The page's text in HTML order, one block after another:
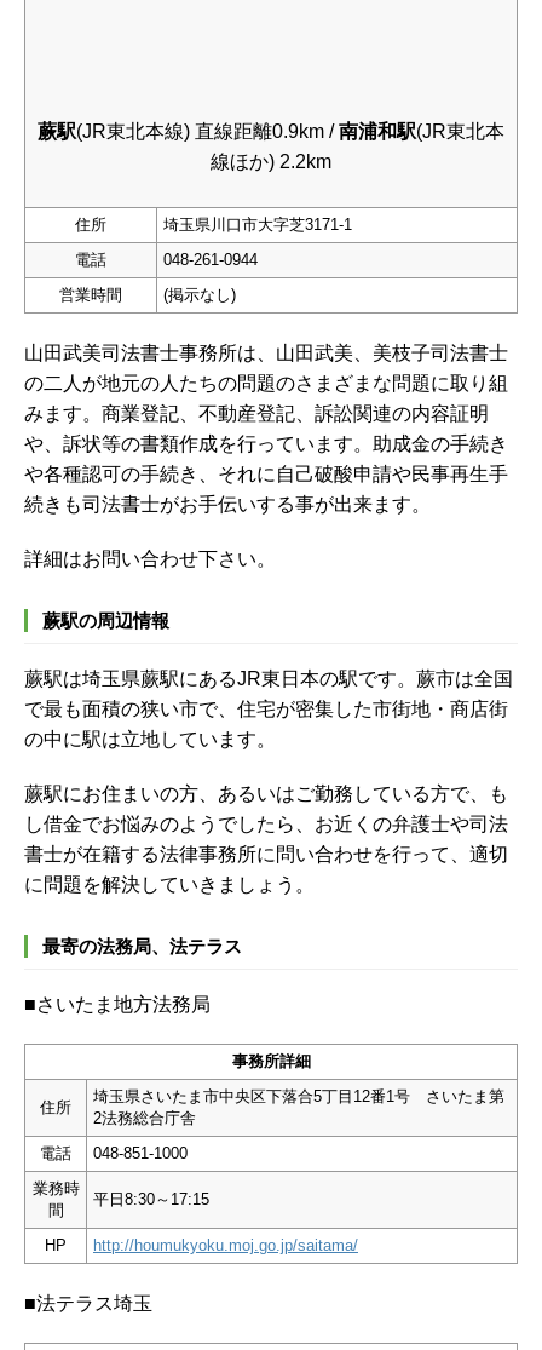
蕨駅(JR東北本線) 直線距離0.9km /南浦和駅(JR東北本
線ほか) 2.2km
住所
埼玉県川口市大字芝3171-1
電話
048-261-0944
営業時間
(掲示なし)
山田武美司法書士事務所は、山田武美、美枝子司法書士
の二人が地元の人たちの問題のさまざまな問題に取り組
みます。商業登記、不動産登記、訴訟関連の内容証明
や、訴状等の書類作成を行っています。助成金の手続き
や各種認可の手続き、それに自己破酸申請や民事再生手
続きも司法書士がお手伝いする事が出来ます。
詳細はお問い合わせ下さい。
蕨駅の周辺情報
蕨駅は埼玉県蕨駅にあるJR東日本の駅です。蕨市は全国
で最も面積の狭い市で、住宅が密集した市街地・商店街
の中に駅は立地しています。
蕨駅にお住まいの方、あるいはご勤務している方で、も
し借金でお悩みのようでしたら、お近くの弁護士や司法
書士が在籍する法律事務所に問い合わせを行って、適切
に問題を解決していきましょう。
最寄の法務局、法テラス
■さいたま地方法務局
事務所詳細
住所
埼玉県さいたま市中央区下落合5丁目12番1号 さいたま第
2法務総合庁舎
電話
048-851-1000
業務時
間
平日8:30～17:15
HP http://houmukyoku.moj.go.jp/saitama/
■法テラス埼玉